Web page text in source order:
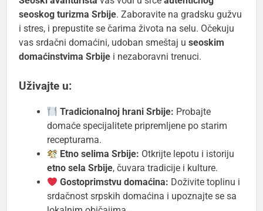
seoskog turizma Srbije. Zaboravite na gradsku gužvu
i stres, i prepustite se čarima života na selu. Očekuju
vas srdačni domaćini, udoban smeštaj u seoskim
domaćinstvima Srbije i nezaboravni trenuci.
Uživajte u:
Tradicionalnoj hrani Srbije: Probajte
domaće specijalitete pripremljene po starim
recepturama.
Etno selima Srbije: Otkrijte lepotu i istoriju
etno sela Srbije, čuvara tradicije i kulture.
Gostoprimstvu domaćina: Doživite toplinu i
srdačnost srpskih domaćina i upoznajte se sa